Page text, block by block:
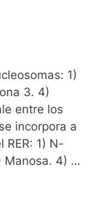
1)
3. 4)
entre los
incorpora a
RER: 1) N-
Manosa. 4) …